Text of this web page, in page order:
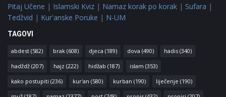
Pitaj Učene | Islamski Kviz | Namaz korak po korak | Sufara |
Tedžvid | Kur'anske Poruke | N-UM
TAGOVI
abdest (582) brak (608) djeca (189) dova (490) hadis (340)
hadždž (207) hajz (222) hidžab (187) islam (353)
kako postupiti (236) kur'an (580) kurban (190) liječenje (190)